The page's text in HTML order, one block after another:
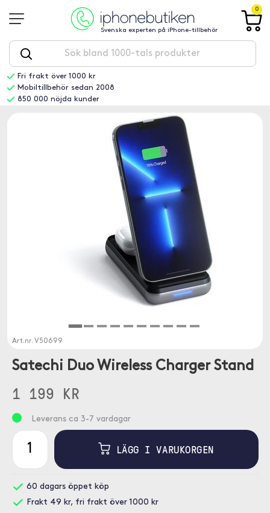
Svenska experten på iPhone-tillbehör
0
Fri frakt över 1000 kr
Mobiltillbehör sedan 2008
850 000 nöjda kunder
Art.nr. V50699
Satechi Duo Wireless Charger Stand
1 199 KR
Leverans ca 3-7 vardagar
LÄGG I VARUKORGEN
60 dagars öppet köp
Frakt 49 kr, fri frakt över 1000 kr